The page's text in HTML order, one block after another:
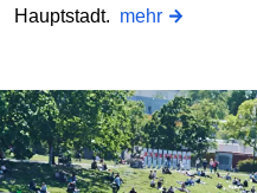
Hauptstadt. mehr